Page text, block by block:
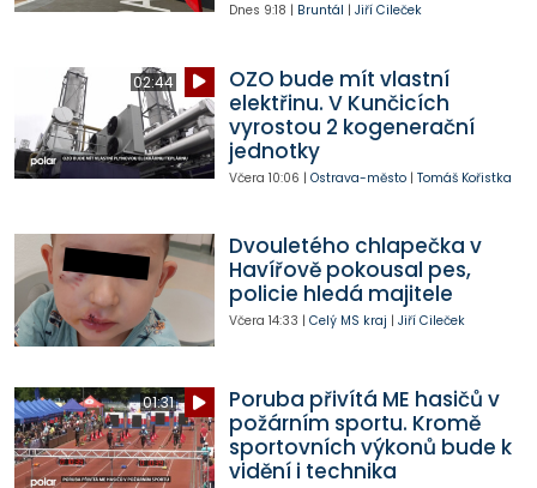
Dnes 9:18 | Bruntál | Jiří Cileček
02:44
OZO bude mít vlastní
elektřinu. V Kunčicích
vyrostou 2 kogenerační
jednotky
Včera 10:06 | Ostrava-město| Tomáš Kořistka
Dvouletého chlapečka v
Havířově pokousal pes,
policie hledá majitele
Včera 14:33 | Celý MS kraj | Jiří Cileček
01:31
Poruba přivítá ME hasičů v
požárním sportu. Kromě
sportovních výkonů bude k
vidění i technika